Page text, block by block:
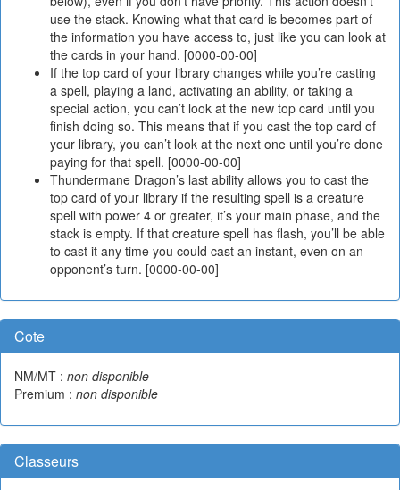
use the stack. Knowing what that card is becomes part of
the information you have access to, just like you can look at
the cards in your hand. [0000-00-00]
If the top card of your library changes while you’re casting
a spell, playing a land, activating an ability, or taking a
special action, you can’t look at the new top card until you
finish doing so. This means that if you cast the top card of
your library, you can’t look at the next one until you’re done
paying for that spell. [0000-00-00]
Thundermane Dragon’s last ability allows you to cast the
top card of your library if the resulting spell is a creature
spell with power 4 or greater, it’s your main phase, and the
stack is empty. If that creature spell has flash, you’ll be able
to cast it any time you could cast an instant, even on an
opponent’s turn. [0000-00-00]
Cote
NM/MT : non disponible
Premium : non disponible
Classeurs